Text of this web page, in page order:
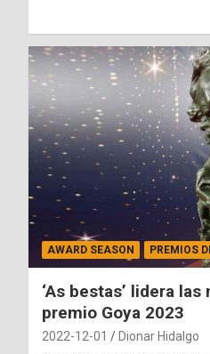
AWARD SEASON PREMIOS
‘As bestas’ lidera
premio Goya 2023
2022-12-01 Dionar Hidalgo